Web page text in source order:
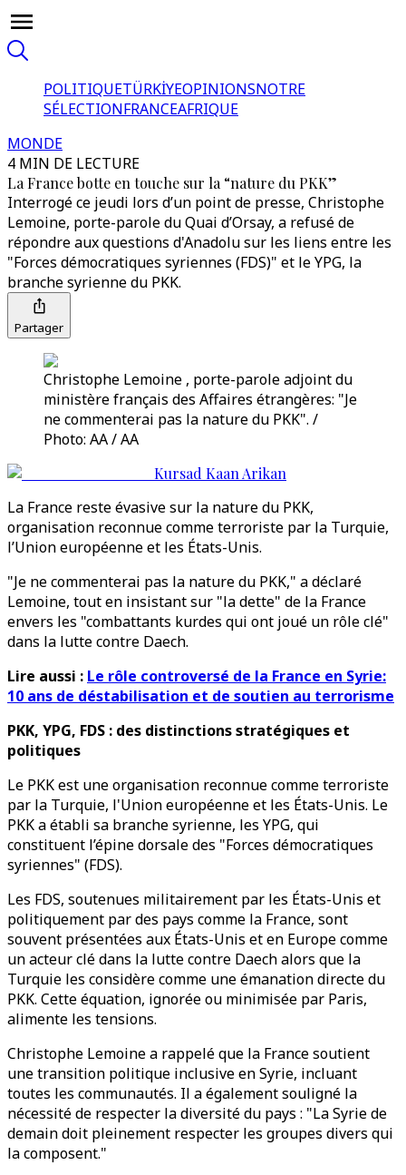
POLITIQUETÜRKİYEOPINIONSNOTRE
SÉLECTIONFRANCEAFRIQUE
MONDE
4 MIN DE LECTURE
La France botte en touche sur la “nature du PKK”
Interrogé ce jeudi lors d’un point de presse, Christophe
Lemoine, porte-parole du Quai d’Orsay, a refusé de
répondre aux questions d'Anadolu sur les liens entre les
"Forces démocratiques syriennes (FDS)" et le YPG, la
branche syrienne du PKK.
Partager
Christophe Lemoine , porte-parole adjoint du
ministère français des Affaires étrangères: "Je
ne commenterai pas la nature du PKK". /
Photo: AA / AA
Kursad Kaan Arikan
La France reste évasive sur la nature du PKK,
organisation reconnue comme terroriste par la Turquie,
l’Union européenne et les États-Unis.
"Je ne commenterai pas la nature du PKK," a déclaré
Lemoine, tout en insistant sur "la dette" de la France
envers les "combattants kurdes qui ont joué un rôle clé"
dans la lutte contre Daech.
Lire aussi : Le rôle controversé de la France en Syrie:
10 ans de déstabilisation et de soutien au terrorisme
PKK, YPG, FDS : des distinctions stratégiques et
politiques
Le PKK est une organisation reconnue comme terroriste
par la Turquie, l'Union européenne et les États-Unis. Le
PKK a établi sa branche syrienne, les YPG, qui
constituent l’épine dorsale des "Forces démocratiques
syriennes" (FDS).
Les FDS, soutenues militairement par les États-Unis et
politiquement par des pays comme la France, sont
souvent présentées aux États-Unis et en Europe comme
un acteur clé dans la lutte contre Daech alors que la
Turquie les considère comme une émanation directe du
PKK. Cette équation, ignorée ou minimisée par Paris,
alimente les tensions.
Christophe Lemoine a rappelé que la France soutient
une transition politique inclusive en Syrie, incluant
toutes les communautés. Il a également souligné la
nécessité de respecter la diversité du pays : "La Syrie de
demain doit pleinement respecter les groupes divers qui
la composent."